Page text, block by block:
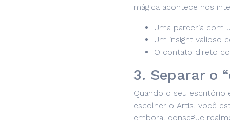
mágica acontece nos
Uma parceria com
Um insight valioso
O contato direto
3. Separar o
Quando o seu escritório
escolher o Artis, você
embora, consegue